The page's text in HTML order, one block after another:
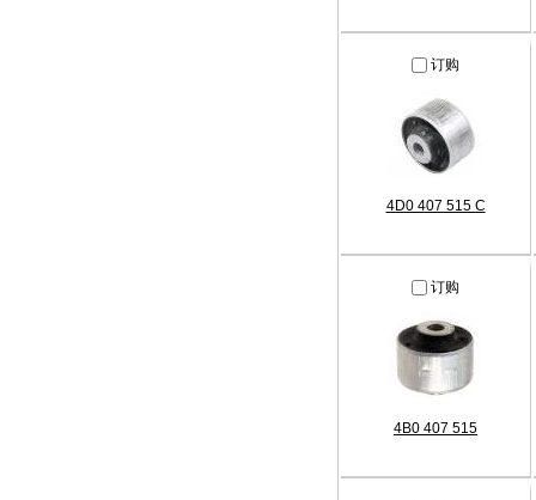
订购
4D0 407 515 C
订购
4B0 407 515